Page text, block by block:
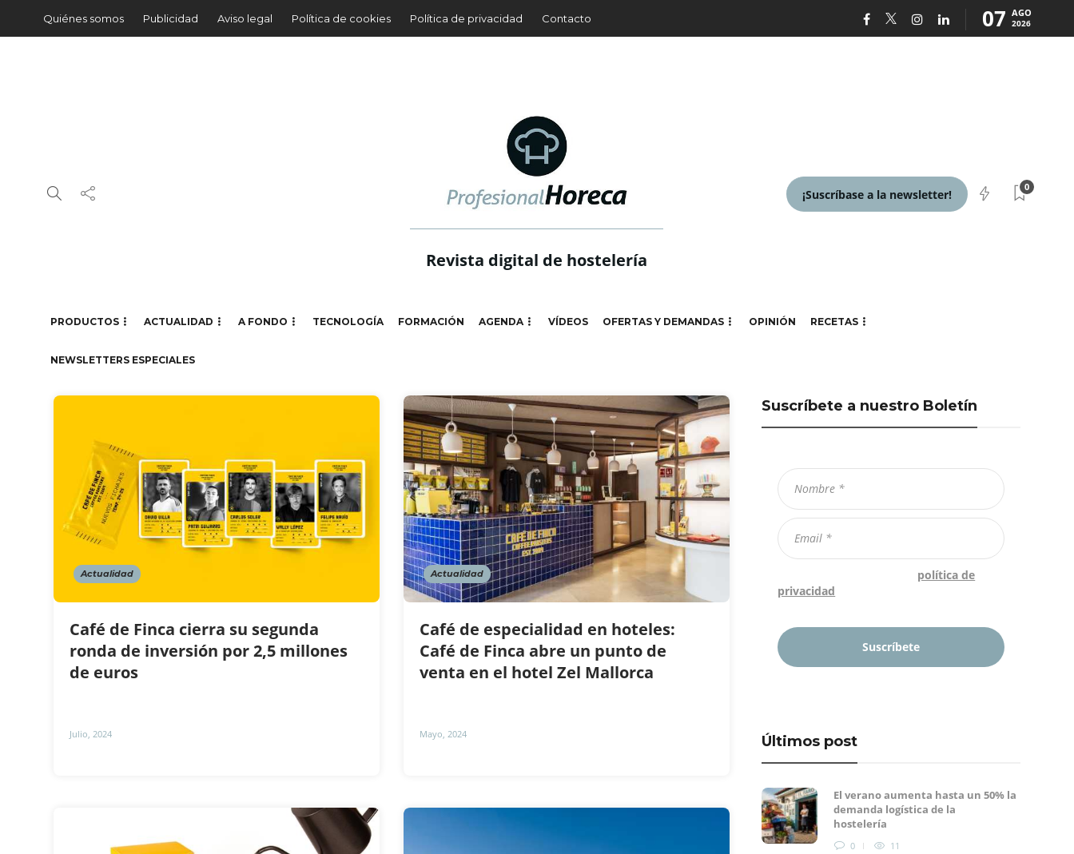
Quiénes somos Publicidad Aviso legal Política de cookies Política de privacidad Contacto 07 AGO
2026
Revista digital de hostelería
¡Suscríbase a la newsletter!
0
PRODUCTOS ACTUALIDAD A FONDO TECNOLOGÍA FORMACIÓN AGENDA VÍDEOS OFERTAS Y DEMANDAS OPINIÓN RECETAS
NEWSLETTERS ESPECIALES
Actualidad
Café de Finca cierra su segunda
ronda de inversión por 2,5 millones
de euros
Julio, 2024
Actualidad
Café de especialidad en hoteles:
Café de Finca abre un punto de
venta en el hotel Zel Mallorca
Mayo, 2024
Suscríbete a nuestro Boletín
política de
privacidad
Últimos post
El verano aumenta hasta un 50% la
demanda logística de la
hostelería
0 11